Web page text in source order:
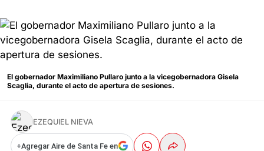
El gobernador Maximiliano Pullaro junto a la vicegobernadora Gisela
Scaglia, durante el acto de apertura de sesiones.
EZEQUIEL NIEVA
+Agregar Aire de Santa Fe en